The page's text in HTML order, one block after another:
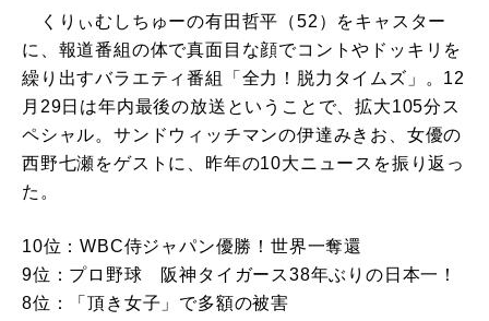
くりぃむしちゅーの有田哲平（52）をキャスター
に、報道番組の体で真面目な顔でコントやドッキリを
繰り出すバラエティ番組「全力！脱力タイムズ」。12
月29日は年内最後の放送ということで、拡大105分ス
ペシャル。サンドウィッチマンの伊達みきお、女優の
西野七瀬をゲストに、昨年の10大ニュースを振り返っ
た。
10位：WBC侍ジャパン優勝！世界一奪還
9位：プロ野球 阪神タイガース38年ぶりの日本一！
8位：「頂き女子」で多額の被害